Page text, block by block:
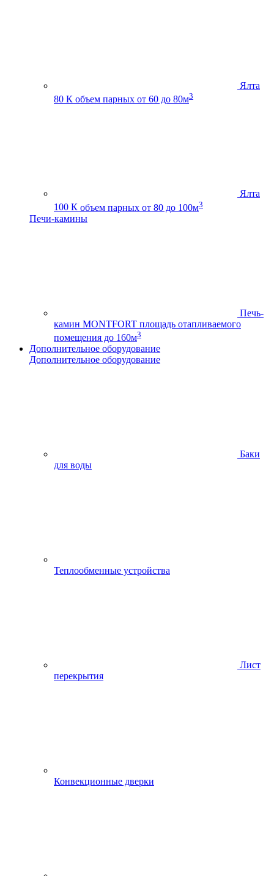
Ялта
80 К объем парных от 60 до 80м3
Ялта
100 К объем парных от 80 до 100м3
Печи-камины
Печь-
камин MONTFORT площадь отапливаемого
помещения до 160м3
Дополнительное оборудование
Дополнительное оборудование
Баки
для воды
Теплообменные устройства
Лист
перекрытия
Конвекционные дверки